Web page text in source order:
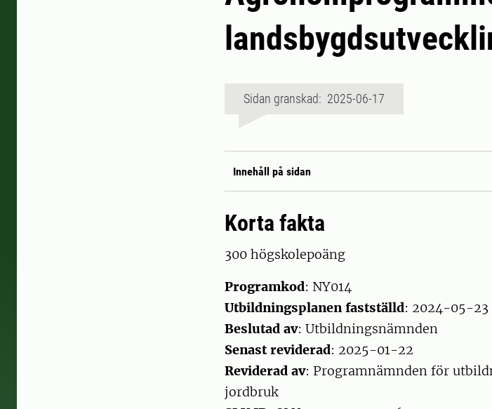
Sidan granskad: 2025-06-17
Innehåll på sidan
Korta fakta
300 högskolepoäng
Programkod: NY014
Utbildningsplanen fastställd: 2024-05-23
Beslutad av: Utbildningsnämnden
Senast reviderad: 2025-01-22
Reviderad av: Programnämnden för
jordbruk